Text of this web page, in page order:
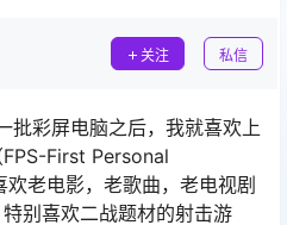
关注 私信
批彩屏电脑之后，我就喜欢上
First Personal
老电影，老歌曲，老电视剧
别喜欢二战题材的射击游